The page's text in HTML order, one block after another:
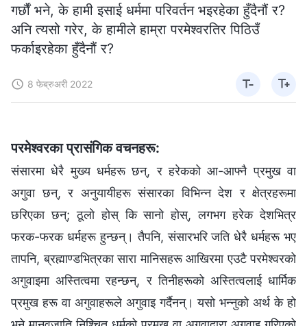
गर्छौं भने, के हामी इसाई धर्ममा परिवर्तन भइरहेका हुँदैनौं र?
अनि त्यसो गरेर, के हामीले हाम्रा परमेश्‍वरतिर पिठिउँ
फर्काइरहेका हुँदैनौं र?
8 फेब्रुअरी 2022
परमेश्‍वरका प्रासंगिक वचनहरू:
संसारमा धेरै मुख्य धर्महरू छन्, र हरेकको आ-आफ्‍नै प्रमुख वा
अगुवा छन्, र अनुयायीहरू संसारका विभिन्‍न देश र क्षेत्रहरूमा
छरिएका छन्; ठूलो होस् कि सानो होस्, लगभग हरेक देशभित्र
फरक-फरक धर्महरू हुन्छन्। तैपनि, संसारभरि जति धेरै धर्महरू भए
तापनि, ब्रह्माण्डभित्रका सारा मानिसहरू आखिरमा एउटै परमेश्‍वरको
अगुवाइमा अस्तित्वमा रहन्छन्, र तिनीहरूको अस्तित्वलाई धार्मिक
प्रमुख हरू वा अगुवाहरूले अगुवाइ गर्दैनन्। यसो भन्‍नुको अर्थ के हो